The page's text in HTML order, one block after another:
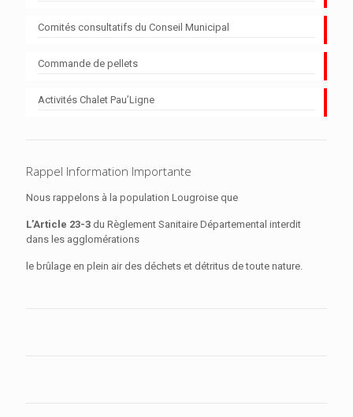
Comités consultatifs du Conseil Municipal
Commande de pellets
Activités Chalet Pau’Ligne
Rappel Information Importante
Nous rappelons à la population Lougroise que
L’Article 23-3 du Règlement Sanitaire Départemental interdit
dans les agglomérations
le brûlage en plein air des déchets et détritus de toute nature.